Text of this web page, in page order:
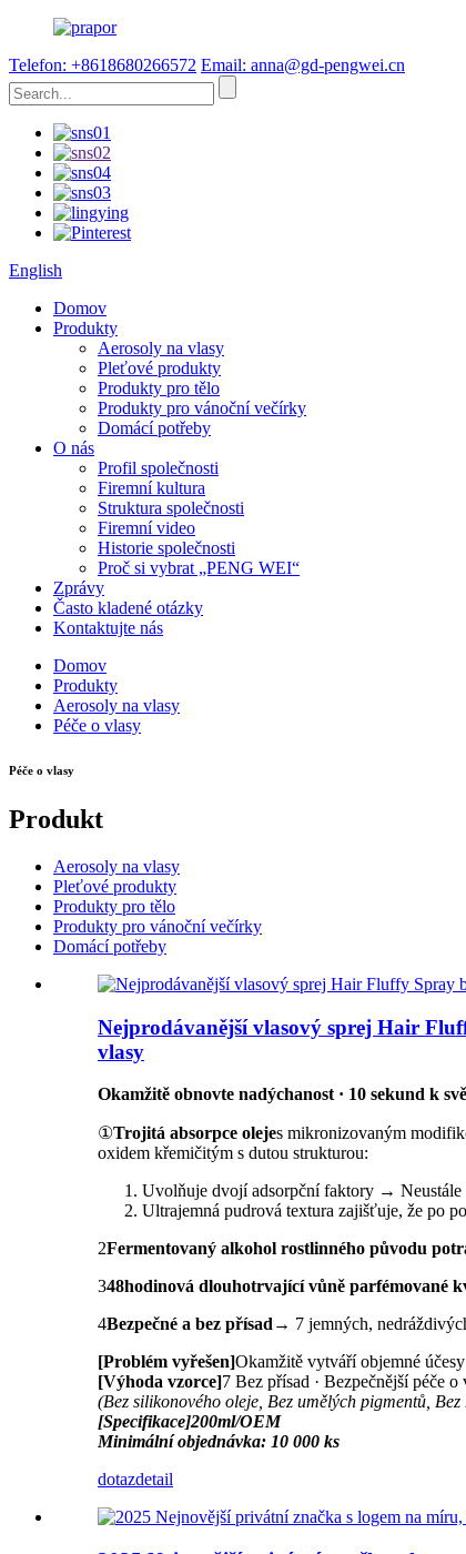
Telefon: +8618680266572 Email: anna@gd-pengwei.cn
English
Domov
Produkty
Aerosoly na vlasy
Pleťové produkty
Produkty pro tělo
Produkty pro vánoční večírky
Domácí potřeby
O nás
Profil společnosti
Firemní kultura
Struktura společnosti
Firemní video
Historie společnosti
Proč si vybrat „PENG WEI“
Zprávy
Často kladené otázky
Kontaktujte nás
Domov
Produkty
Aerosoly na vlasy
Péče o vlasy
Péče o vlasy
Produkt
Aerosoly na vlasy
Pleťové produkty
Produkty pro tělo
Produkty pro vánoční večírky
Domácí potřeby
Nejprodávanější vlasový sprej Hair
vlasy
Okamžitě obnovte nadýchanost · 10 sekund k
①Trojitá absorpce olejes mikronizovaným
oxidem křemičitým s dutou strukturou:
Uvolňuje dvojí adsorpční faktory → Neustále
Ultrajemná pudrová textura zajišťuje, že po
2Fermentovaný alkohol rostlinného původu
348hodinová dlouhotrvající vůně parfémované
4Bezpečné a bez přísad → 7 jemných,
[Problém vyřešen]Okamžitě vytváří objemné
[Výhoda vzorce]7 Bez přísad · Bezpečnější péče o
(Bez silikonového oleje, Bez umělých pigmentů,
[Specifikace]200ml/OEM
Minimální objednávka: 10 000 ks
dotazdetail